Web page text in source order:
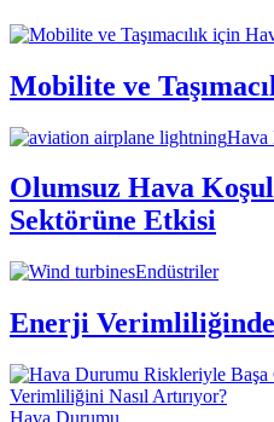
Mobilite ve
Hava
Olumsuz Hava
Sektörüne Etkisi
Endüstriler
Enerji Verimliliğinde